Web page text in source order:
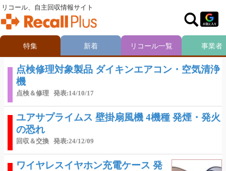
点検修理対象製品 ダイキンエアコン・空気清浄
機
点検＆修理 発表:14/10/17
ユアサプライムス 壁掛扇風機 4機種 発煙・発火
の恐れ
回収＆交換 発表:24/12/09
ワイヤレスイヤホン充電ケース 発
リコール、自主回収情報サイト
特集 新着 リコール一覧 事業者